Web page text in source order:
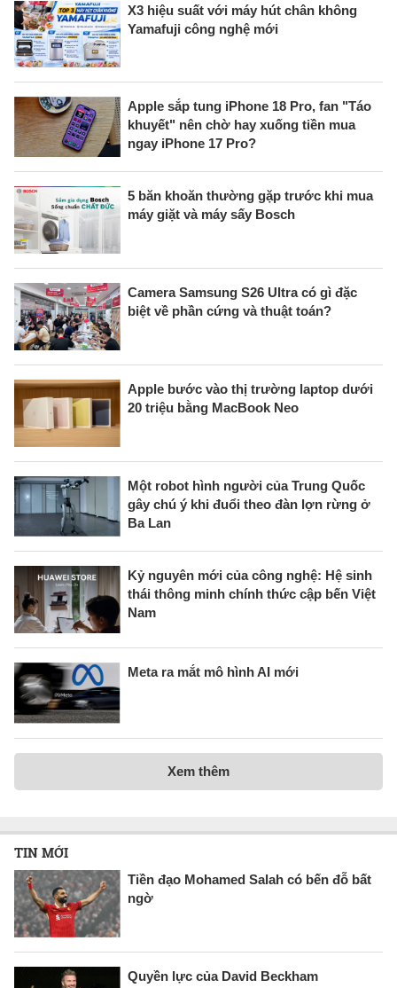
X3 hiệu suất với máy hút chân không
Yamafuji công nghệ mới
Apple sắp tung iPhone 18 Pro, fan "Táo
khuyết" nên chờ hay xuống tiền mua
ngay iPhone 17 Pro?
5 băn khoăn thường gặp trước khi mua
máy giặt và máy sấy Bosch
Camera Samsung S26 Ultra có gì đặc
biệt về phần cứng và thuật toán?
Apple bước vào thị trường laptop dưới
20 triệu bằng MacBook Neo
Một robot hình người của Trung Quốc
gây chú ý khi đuổi theo đàn lợn rừng ở
Ba Lan
Kỷ nguyên mới của công nghệ: Hệ sinh
thái thông minh chính thức cập bến Việt
Nam
Meta ra mắt mô hình AI mới
Xem thêm
TIN MỚI
Tiền đạo Mohamed Salah có bến đỗ bất
ngờ
Quyền lực của David Beckham